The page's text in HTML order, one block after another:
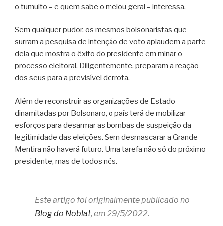
o tumulto – e quem sabe o melou geral – interessa.
Sem qualquer pudor, os mesmos bolsonaristas que
surram a pesquisa de intenção de voto aplaudem a parte
dela que mostra o êxito do presidente em minar o
processo eleitoral. Diligentemente, preparam a reação
dos seus para a previsível derrota.
Além de reconstruir as organizações de Estado
dinamitadas por Bolsonaro, o país terá de mobilizar
esforços para desarmar as bombas de suspeição da
legitimidade das eleições. Sem desmascarar a Grande
Mentira não haverá futuro. Uma tarefa não só do próximo
presidente, mas de todos nós.
Este artigo foi originalmente publicado no
Blog do Noblat, em 29/5/2022.